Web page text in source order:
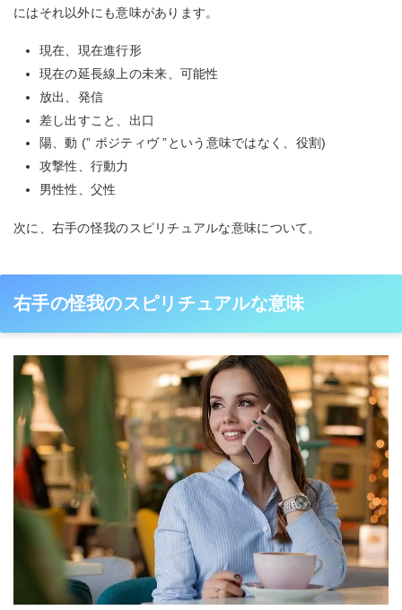
にはそれ以外にも意味があります。
現在、現在進行形
現在の延長線上の未来、可能性
放出、発信
差し出すこと、出口
陽、動 (” ポジティヴ ”という意味ではなく、役割)
攻撃性、行動力
男性性、父性
次に、右手の怪我のスピリチュアルな意味について。
右手の怪我のスピリチュアルな意味